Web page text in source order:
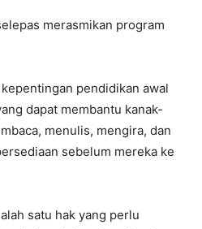
merasmikan program
pendidikan awal
dapat membantu kanak-
menulis, mengira, dan
sebelum mereka ke
satu hak yang perlu